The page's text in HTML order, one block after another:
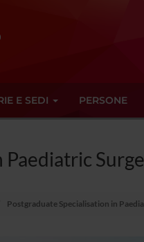
E SEDI PERSONE
Paediatric
Postgraduate Specialisation in